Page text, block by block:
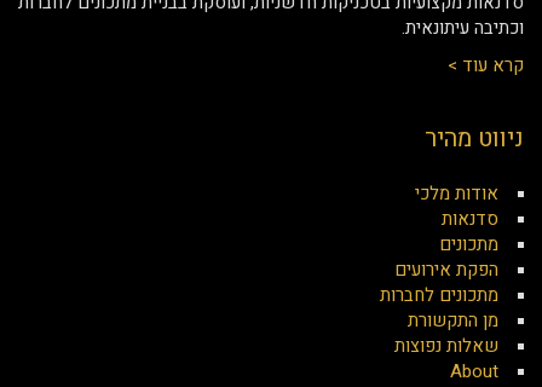
וכתיבה עיתונאית.
קרא עוד >
ניווט מהיר
אודות מלכי
סדנאות
מתכונים
הפקת אירועים
מתכונים לחברות
מן התקשורת
שאלות נפוצות
About